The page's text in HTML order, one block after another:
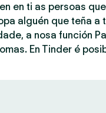
en ti as persoas
alguén que teña a
a nosa función
En Tinder é